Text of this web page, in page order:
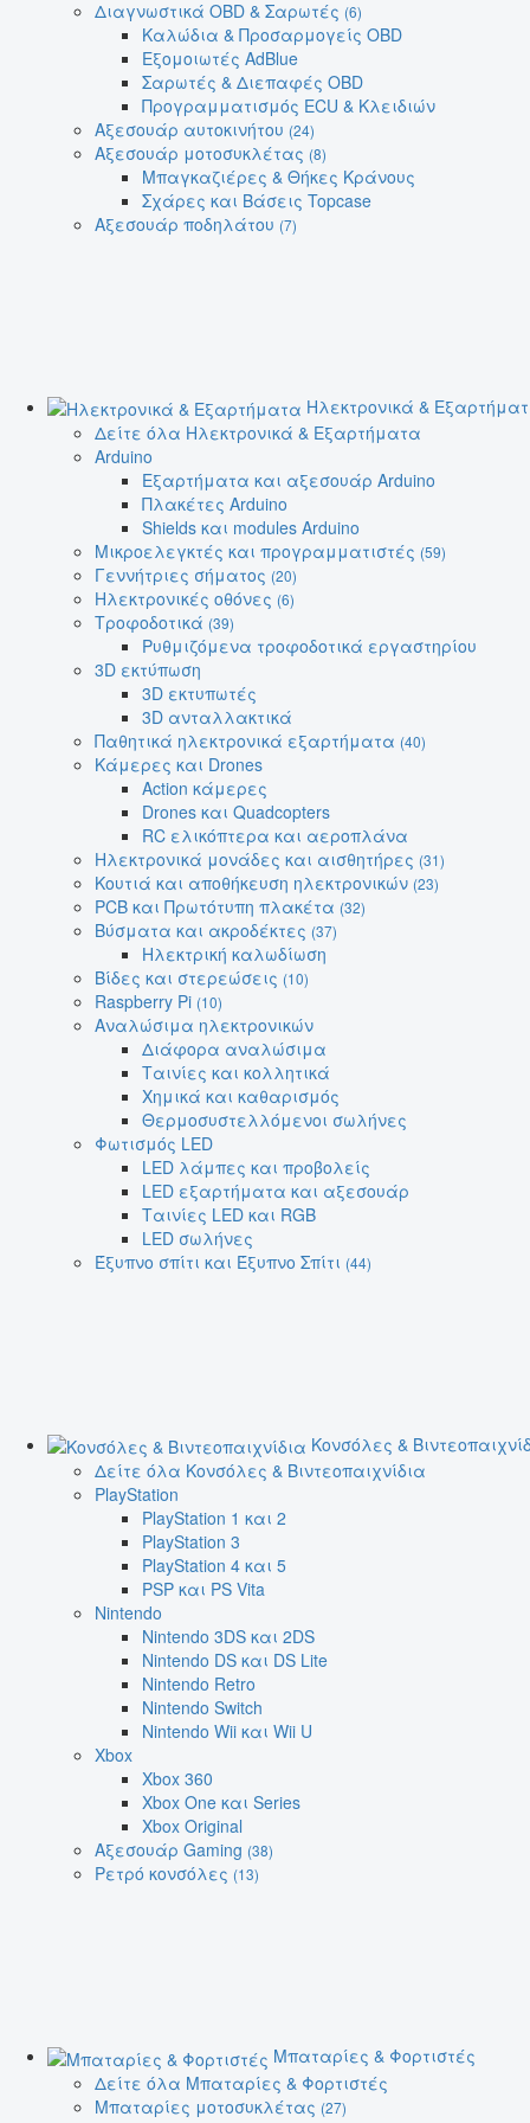
Διαγνωστικά OBD & Σαρωτές (6)
Καλώδια & Προσαρμογείς OBD
Εξομοιωτές AdBlue
Σαρωτές & Διεπαφές OBD
Προγραμματισμός ECU & Κλειδιών
Αξεσουάρ αυτοκινήτου (24)
Αξεσουάρ μοτοσυκλέτας (8)
Μπαγκαζιέρες & Θήκες Κράνους
Σχάρες και Βάσεις Topcase
Αξεσουάρ ποδηλάτου (7)
Ηλεκτρονικά &
Δείτε όλα Ηλεκτρονικά & Εξαρτήματα
Arduino
Εξαρτήματα και αξεσουάρ Arduino
Πλακέτες Arduino
Shields και modules Arduino
Μικροελεγκτές και προγραμματιστές (59)
Γεννήτριες σήματος (20)
Ηλεκτρονικές οθόνες (6)
Τροφοδοτικά (39)
Ρυθμιζόμενα τροφοδοτικά εργαστηρίου
3D εκτύπωση
3D εκτυπωτές
3D ανταλλακτικά
Παθητικά ηλεκτρονικά εξαρτήματα (40)
Κάμερες και Drones
Action κάμερες
Drones και Quadcopters
RC ελικόπτερα και αεροπλάνα
Ηλεκτρονικά μονάδες και αισθητήρες (31)
Κουτιά και αποθήκευση ηλεκτρονικών (23)
PCB και Πρωτότυπη πλακέτα (32)
Βύσματα και ακροδέκτες (37)
Ηλεκτρική καλωδίωση
Βίδες και στερεώσεις (10)
Raspberry Pi (10)
Αναλώσιμα ηλεκτρονικών
Διάφορα αναλώσιμα
Ταινίες και κολλητικά
Χημικά και καθαρισμός
Θερμοσυστελλόμενοι σωλήνες
Φωτισμός LED
LED λάμπες και προβολείς
LED εξαρτήματα και αξεσουάρ
Ταινίες LED και RGB
LED σωλήνες
Έξυπνο σπίτι και Έξυπνο Σπίτι (44)
Κονσόλες &
Δείτε όλα Κονσόλες & Βιντεοπαιχνίδια
PlayStation
PlayStation 1 και 2
PlayStation 3
PlayStation 4 και 5
PSP και PS Vita
Nintendo
Nintendo 3DS και 2DS
Nintendo DS και DS Lite
Nintendo Retro
Nintendo Switch
Nintendo Wii και Wii U
Xbox
Xbox 360
Xbox One και Series
Xbox Original
Αξεσουάρ Gaming (38)
Ρετρό κονσόλες (13)
Μπαταρίες & Φορτιστές
Δείτε όλα Μπαταρίες & Φορτιστές
Μπαταρίες μοτοσυκλέτας (27)